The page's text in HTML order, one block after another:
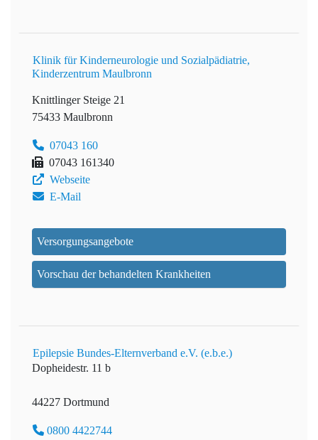
Klinik für Kinderneurologie und Sozialpädiatrie,
Kinderzentrum Maulbronn
Knittlinger Steige 21
75433 Maulbronn
07043 160
07043 161340
Webseite
E-Mail
Versorgungsangebote
Vorschau der behandelten Krankheiten
Epilepsie Bundes-Elternverband e.V. (e.b.e.)
Dopheidestr. 11 b
44227 Dortmund
0800 4422744